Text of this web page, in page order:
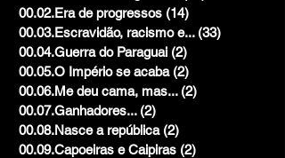
00.02.Era de progressos (14)
00.03.Escravidão, racismo e... (33)
00.04.Guerra do Paraguai (2)
00.05.O Império se acaba (2)
00.06.Me deu cama, mas... (2)
00.07.Ganhadores... (2)
00.08.Nasce a república (2)
00.09.Capoeiras e Caipiras (2)